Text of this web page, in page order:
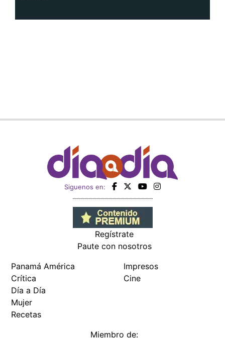
Siguenos en:
Regístrate
Paute con nosotros
Panamá América
Crítica
Día a Día
Mujer
Recetas
Impresos
Cine
Miembro de: